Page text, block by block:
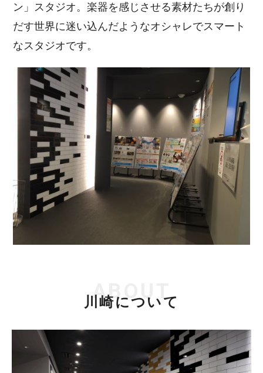
ン」スタジオ。楽器を感じさせる素材たちが創り
だす世界に迷い込んだようなオシャレでスマート
なスタジオです。
川崎について
ABOUT